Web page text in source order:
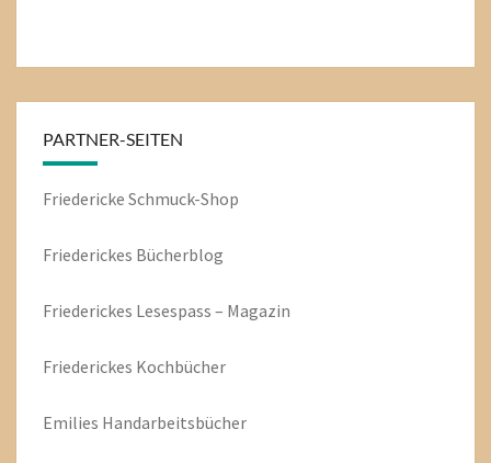
PARTNER-SEITEN
Friedericke Schmuck-Shop
Friederickes Bücherblog
Friederickes Lesespass – Magazin
Friederickes Kochbücher
Emilies Handarbeitsbücher